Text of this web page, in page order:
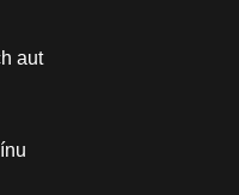
aut